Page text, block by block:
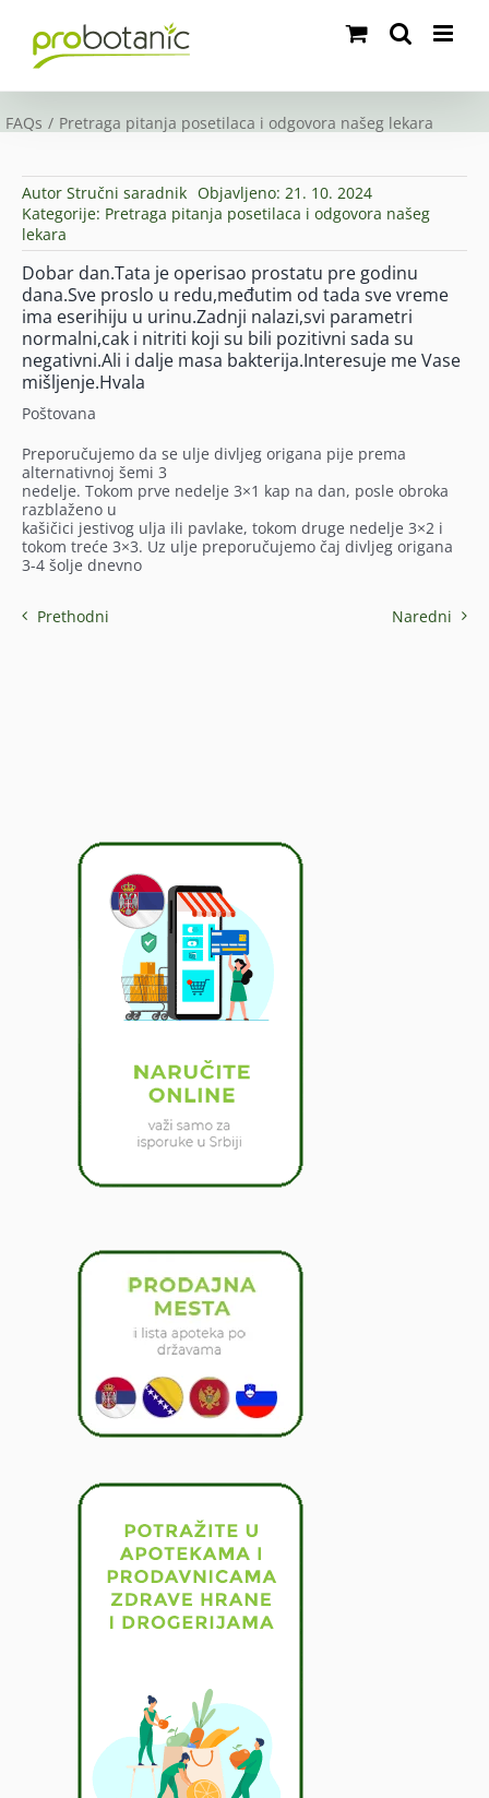
content
FAQs Pretraga pitanja posetilaca i odgovora našeg lekara
Autor Stručni saradnik Objavljeno: 21. 10. 2024
Kategorije: Pretraga pitanja posetilaca i odgovora našeg
lekara
Dobar dan.Tata je operisao prostatu pre godinu
dana.Sve proslo u redu,međutim od tada sve vreme
ima eserihiju u urinu.Zadnji nalazi,svi parametri
normalni,cak i nitriti koji su bili pozitivni sada su
negativni.Ali i dalje masa bakterija.Interesuje me Vase
mišljenje.Hvala
Poštovana
Preporučujemo da se ulje divljeg origana pije prema
alternativnoj šemi 3
nedelje. Tokom prve nedelje 3×1 kap na dan, posle obroka
razblaženo u
kašičici jestivog ulja ili pavlake, tokom druge nedelje 3×2 i
tokom treće 3×3. Uz ulje preporučujemo čaj divljeg origana
3-4 šolje dnevno
Prethodni Naredni